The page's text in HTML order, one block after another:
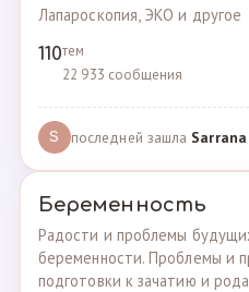
Лапароскопия, ЭКО и другое
110тем
22 933 сообщения
S последней зашла Sarrana
Беременность
Радости и проблемы
беременности. Проблемы и
подготовки к зачатию и